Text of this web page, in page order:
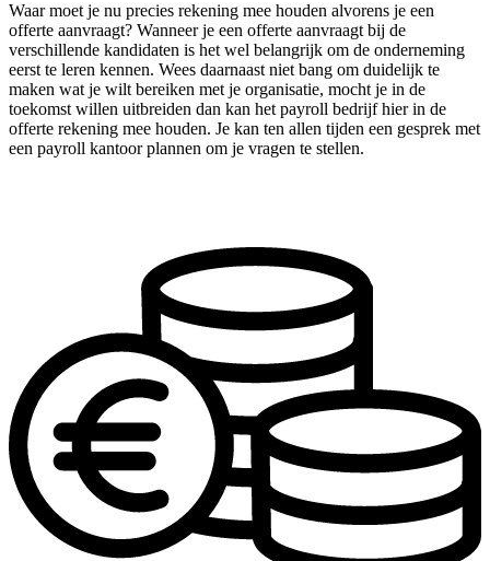
Waar moet je nu precies rekening mee houden alvorens je een
offerte aanvraagt? Wanneer je een offerte aanvraagt bij de
verschillende kandidaten is het wel belangrijk om de onderneming
eerst te leren kennen. Wees daarnaast niet bang om duidelijk te
maken wat je wilt bereiken met je organisatie, mocht je in de
toekomst willen uitbreiden dan kan het payroll bedrijf hier in de
offerte rekening mee houden. Je kan ten allen tijden een gesprek met
een payroll kantoor plannen om je vragen te stellen.